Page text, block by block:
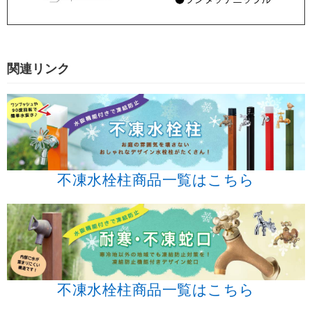
関連リンク
不凍水栓柱商品一覧はこちら
不凍水栓柱商品一覧はこちら